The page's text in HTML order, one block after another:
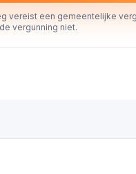
vereist een gemeentelijke
vergunning niet.